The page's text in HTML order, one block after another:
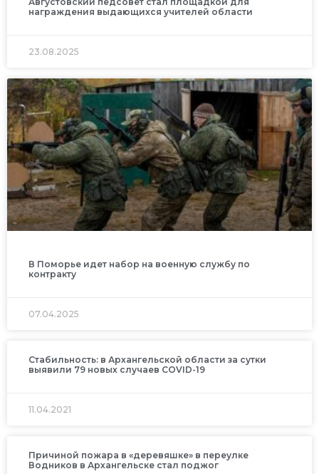
награждения выдающихся учителей области
23.08.2025
В Поморье идет набор на военную службу по
контракту
07.04.2025
Cтабильность: в Архангельской области за сутки
выявили 79 новых случаев COVID-19
11.04.2021
Причиной пожара в «деревяшке» в переулке
Водников в Архангельске стал поджог